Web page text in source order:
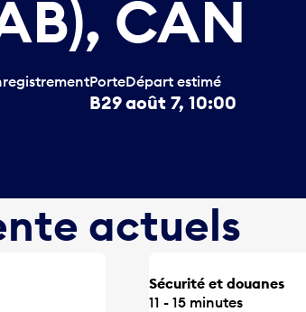
CAN
Porte
B29
Départ estimé
août 7, 10:00
actuels
Sécurité et douanes
11 - 15 minutes